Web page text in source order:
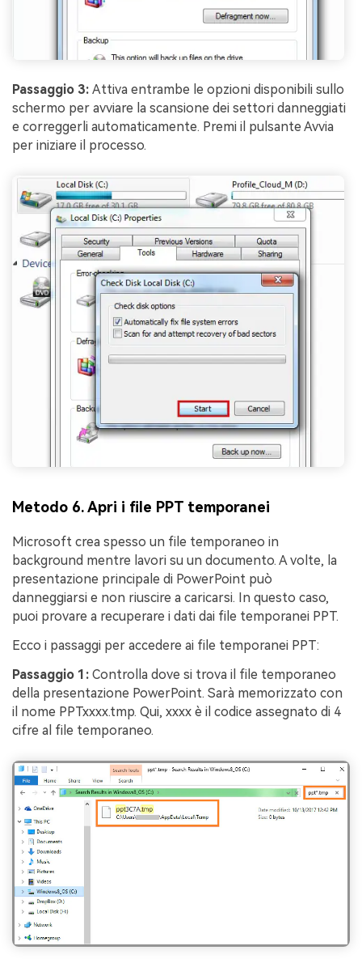
Passaggio 3: Attiva entrambe le opzioni disponibili sullo
schermo per avviare la scansione dei settori danneggiati
e correggerli automaticamente. Premi il pulsante Avvia
per iniziare il processo.
Metodo 6. Apri i file PPT temporanei
Microsoft crea spesso un file temporaneo in
background mentre lavori su un documento. A volte, la
presentazione principale di PowerPoint può
danneggiarsi e non riuscire a caricarsi. In questo caso,
puoi provare a recuperare i dati dai file temporanei PPT.
Ecco i passaggi per accedere ai file temporanei PPT:
Passaggio 1: Controlla dove si trova il file temporaneo
della presentazione PowerPoint. Sarà memorizzato con
il nome PPTxxxx.tmp. Qui, xxxx è il codice assegnato di 4
cifre al file temporaneo.